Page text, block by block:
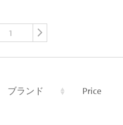
1
ブランド Price